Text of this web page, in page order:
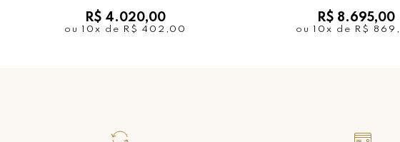
R$ 4.020,00
ou 10x de R$ 402,00
R$ 8.695,00
ou 10x de R$